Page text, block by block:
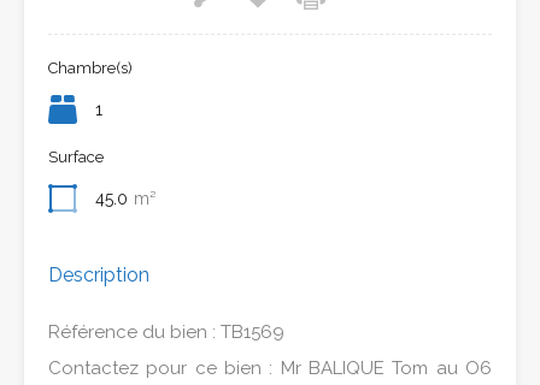
Chambre(s)
1
Surface
45.0 m²
Description
Référence du bien : TB1569
Contactez pour ce bien : Mr BALIQUE Tom au O6